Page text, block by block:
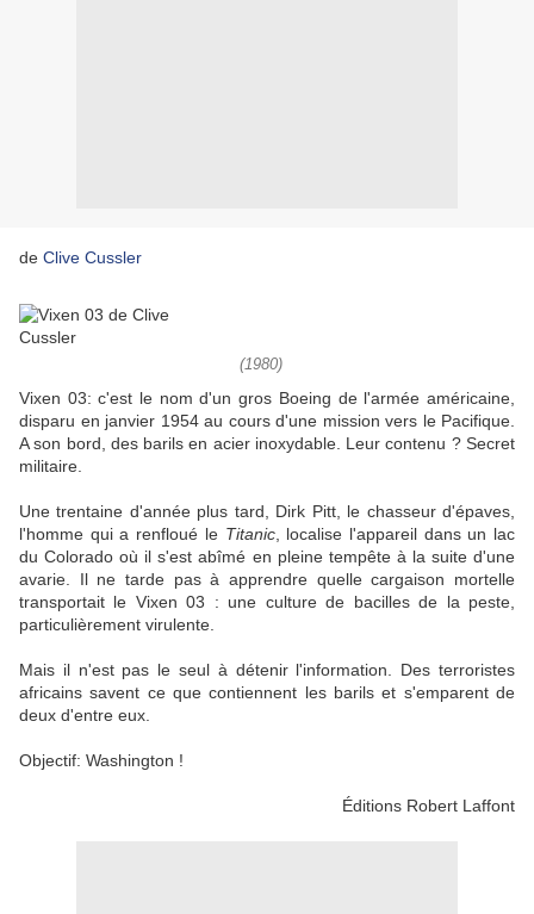
de Clive Cussler
(1980)
Vixen 03: c'est le nom d'un gros Boeing de l'armée américaine,
disparu en janvier 1954 au cours d'une mission vers le Pacifique.
A son bord, des barils en acier inoxydable. Leur contenu ? Secret
militaire.
Une trentaine d'année plus tard, Dirk Pitt, le chasseur d'épaves,
l'homme qui a renfloué le Titanic, localise l'appareil dans un lac
du Colorado où il s'est abîmé en pleine tempête à la suite d'une
avarie. Il ne tarde pas à apprendre quelle cargaison mortelle
transportait le Vixen 03 : une culture de bacilles de la peste,
particulièrement virulente.
Mais il n'est pas le seul à détenir l'information. Des terroristes
africains savent ce que contiennent les barils et s'emparent de
deux d'entre eux.
Objectif: Washington !
Éditions Robert Laffont